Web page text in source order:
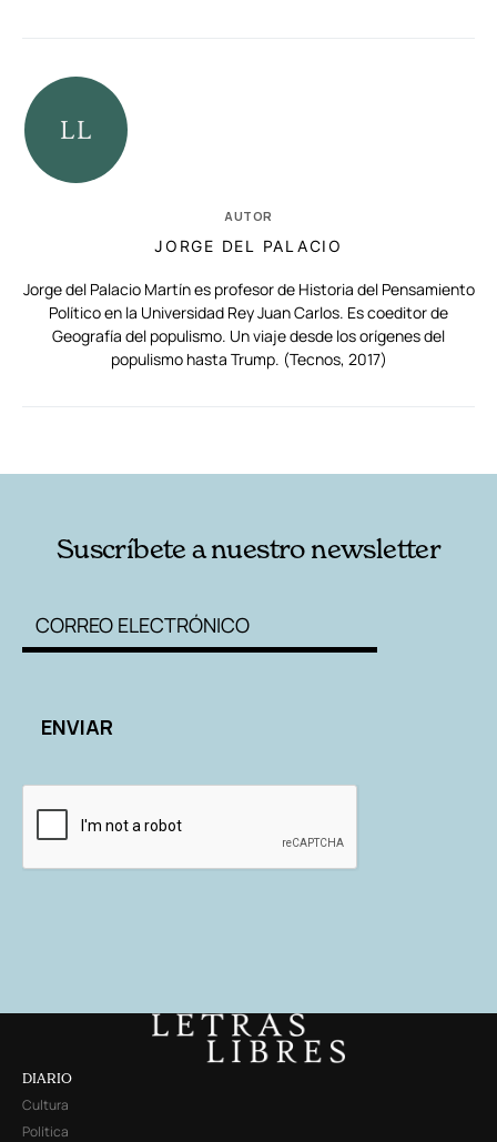
AUTOR
JORGE DEL PALACIO
Jorge del Palacio Martín es profesor de Historia del Pensamiento
Político en la Universidad Rey Juan Carlos. Es coeditor de
Geografía del populismo. Un viaje desde los orígenes del
populismo hasta Trump. (Tecnos, 2017)
Suscríbete a nuestro newsletter
DIARIO
Cultura
Política